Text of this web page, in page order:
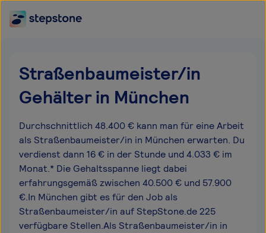
Straßenbaumeister/in
Gehälter in München
Durchschnittlich 48.400 € kann man für eine Arbeit
als Straßenbaumeister/in in München erwarten. Du
verdienst dann 16 € in der Stunde und 4.033 € im
Monat.* Die Gehaltsspanne liegt dabei
erfahrungsgemäß zwischen 40.500 € und 57.900
€.In München gibt es für den Job als
Straßenbaumeister/in auf StepStone.de 225
verfügbare Stellen.Als Straßenbaumeister/in in